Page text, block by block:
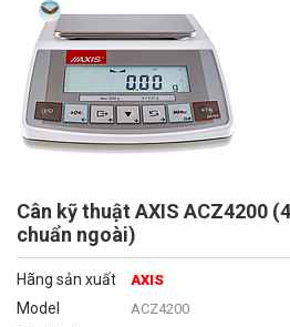
Cân kỹ thuật AXIS ACZ4200
chuẩn ngoài)
Hãng sản xuất AXIS
Model ACZ4200